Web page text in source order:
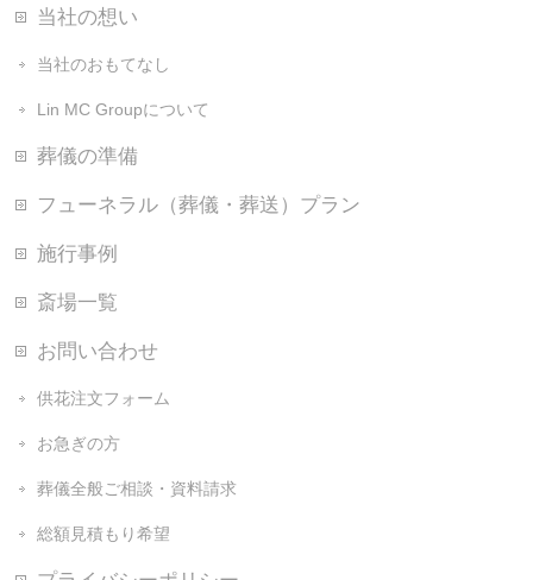
当社の想い
当社のおもてなし
Lin MC Groupについて
葬儀の準備
フューネラル（葬儀・葬送）プラン
施行事例
斎場一覧
お問い合わせ
供花注文フォーム
お急ぎの方
葬儀全般ご相談・資料請求
総額見積もり希望